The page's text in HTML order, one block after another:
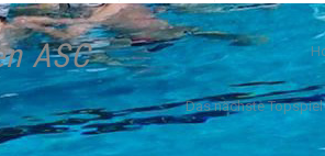
ASC
Das nächste